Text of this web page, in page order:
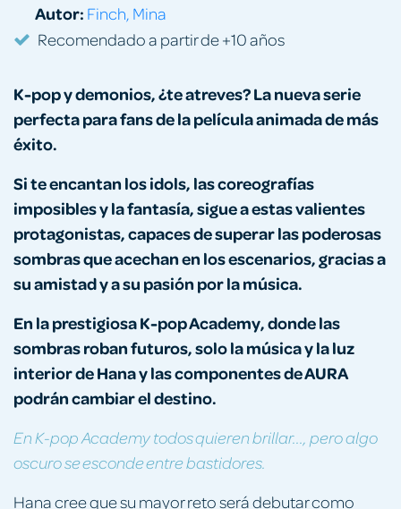
K-pop y demonios, ¿te atreves? La nueva serie
perfecta para fans de la película animada de más
éxito.
Si te encantan los idols, las coreografías
imposibles y la fantasía, sigue a estas valientes
protagonistas, capaces de superar las poderosas
sombras que acechan en los escenarios, gracias a
su amistad y a su pasión por la música.
En la prestigiosa K-pop Academy, donde las
sombras roban futuros, solo la música y la luz
interior de Hana y las componentes de AURA
podrán cambiar el destino.
En K-pop Academy todos quieren brillar..., pero algo
oscuro se esconde entre bastidores.
Hana cree que su mayor reto será debutar como
Autor: Finch, Mina
Recomendado a partir de +10 años